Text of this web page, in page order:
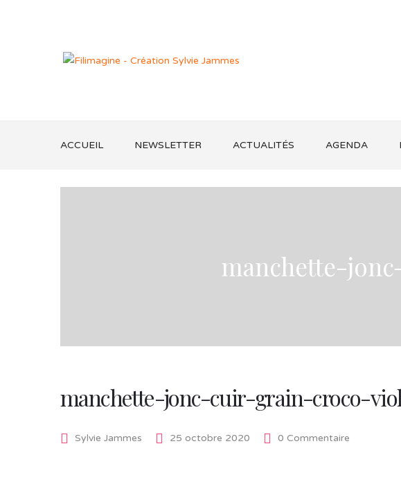
ACCUEIL NEWSLETTER ACTUALITÉS AGENDA
manchette-
manchette-jonc-cuir-grain-croco-
Sylvie Jammes 25 octobre 2020 0 Commentaire